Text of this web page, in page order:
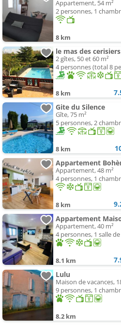
Appartement, 54 m²
2 personnes, 1
8 km
le mas des
2 gîtes, 50 et 60 m²
4 personnes (total 8
8 km
Gite du Silence
Gîte, 75 m²
5 personnes, 2
8 km
Appartement
Appartement, 48 m²
4 personnes, 1
8 km
Appartement, 40 m²
4 personnes, 1 salle
8.1 km
Lulu
Maison de vacances,
9 personnes, 1
8.2 km